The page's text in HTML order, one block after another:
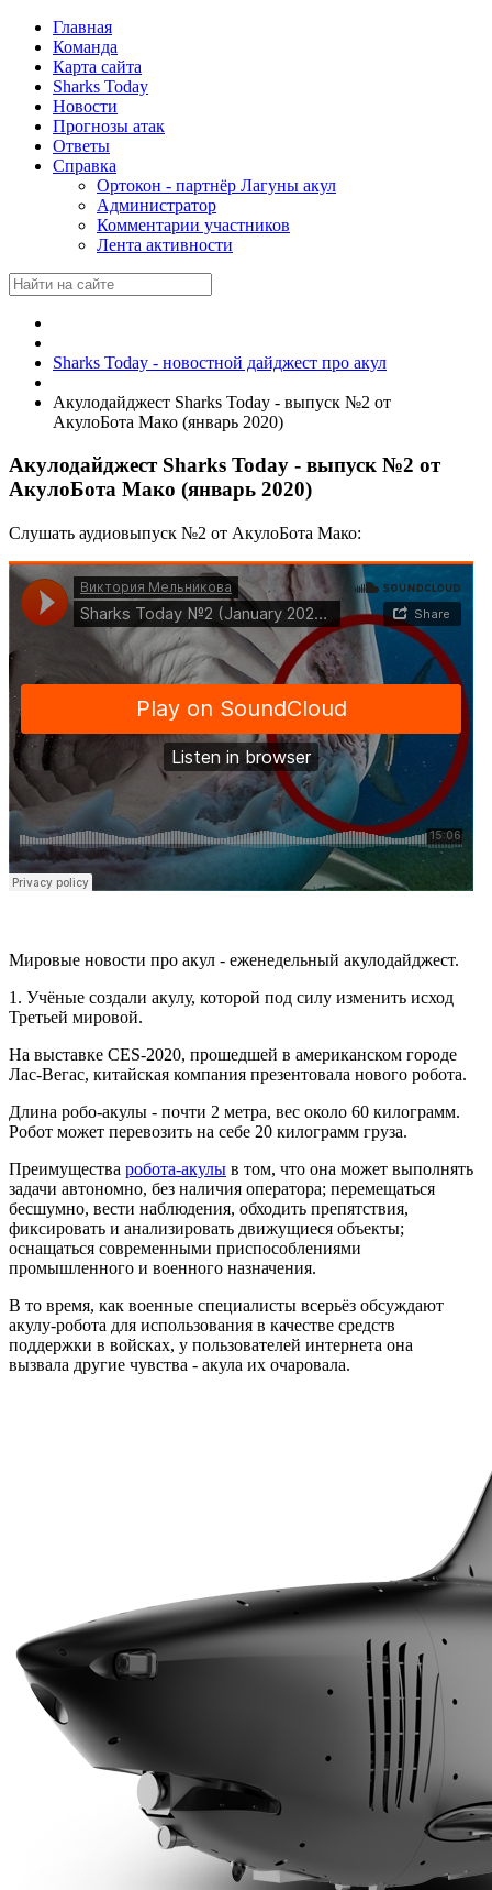
Главная
Команда
Карта сайта
Sharks Today
Новости
Прогнозы атак
Ответы
Справка
Ортокон - партнёр Лагуны акул
Администратор
Комментарии участников
Лента активности
Sharks Today - новостной дайджест про акул
Акулодайджест Sharks Today - выпуск №2 от
АкулоБота Мако (январь 2020)
Акулодайджест Sharks Today - выпуск №2 от
АкулоБота Мако (январь 2020)
Слушать аудиовыпуск №2 от АкулоБота Мако:
Мировые новости про акул - еженедельный акулодайджест.
1. Учёные создали акулу, которой под силу изменить исход
Третьей мировой.
На выставке CES-2020, прошедшей в американском городе
Лас-Вегас, китайская компания презентовала нового робота.
Длина робо-акулы - почти 2 метра, вес около 60 килограмм.
Робот может перевозить на себе 20 килограмм груза.
Преимущества робота-акулы в том, что она может выполнять
задачи автономно, без наличия оператора; перемещаться
бесшумно, вести наблюдения, обходить препятствия,
фиксировать и анализировать движущиеся объекты;
оснащаться современными приспособлениями
промышленного и военного назначения.
В то время, как военные специалисты всерьёз обсуждают
акулу-робота для использования в качестве средств
поддержки в войсках, у пользователей интернета она
вызвала другие чувства - акула их очаровала.